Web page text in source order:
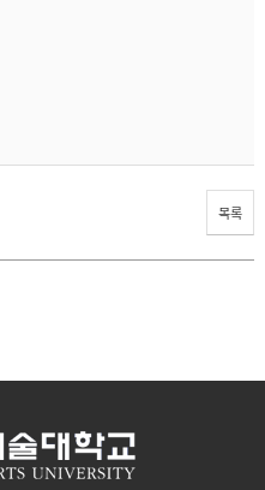
목록